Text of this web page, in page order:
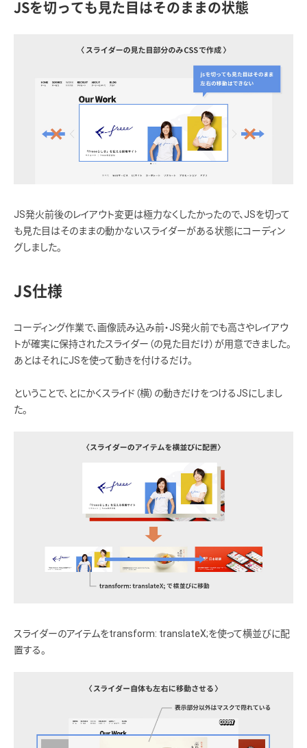
JSを切っても見た目はそのままの状態
JS発火前後のレイアウト変更は極力なくしたかったので、JSを切って
も見た目はそのままの動かないスライダーがある状態にコーディン
グしました。
JS仕様
コーディング作業で、画像読み込み前・JS発火前でも高さやレイアウ
トが確実に保持されたスライダー（の見た目だけ）が用意できました。
あとはそれにJSを使って動きを付けるだけ。
ということで、とにかくスライド（横）の動きだけをつけるJSにしまし
た。
スライダーのアイテムをtransform: translateX;を使って横並びに配
置する。